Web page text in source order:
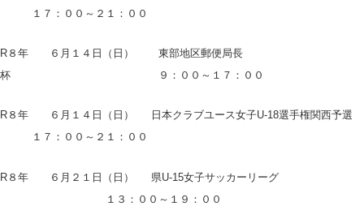
１７：００～２１：００
R８年 ６月１４日（日） 東部地区郵便局長
杯 ９：００～１７：００
R８年 ６月１４日（日） 日本クラブユース女子U-18選手権関西予選
１７：００～２１：００
R８年 ６月２１日（日） 県U-15女子サッカーリーグ
１３：００～１９：００